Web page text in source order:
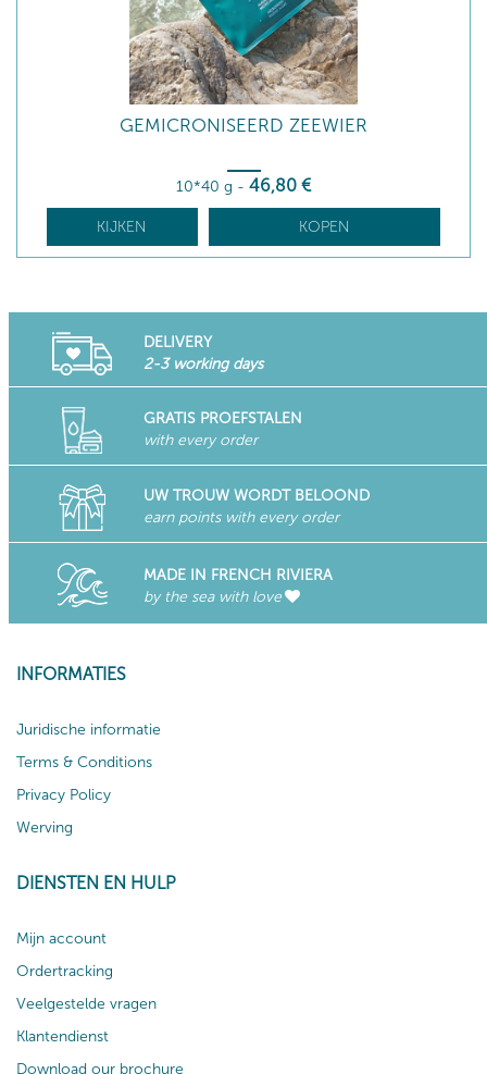
GEMICRONISEERD ZEEWIER
10*40 g - 46,80 €
KIJKEN KOPEN
DELIVERY
2-3 working days
GRATIS PROEFSTALEN
with every order
UW TROUW WORDT BELOOND
earn points with every order
MADE IN FRENCH RIVIERA
by the sea with love
INFORMATIES
Juridische informatie
Terms & Conditions
Privacy Policy
Werving
DIENSTEN EN HULP
Mijn account
Ordertracking
Veelgestelde vragen
Klantendienst
Download our brochure